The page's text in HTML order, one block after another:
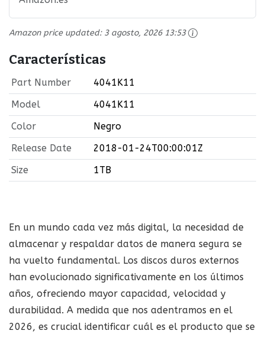
Amazon price updated: 3 agosto, 2026 13:53
Características
Part Number
4041K11
Model
4041K11
Color
Negro
Release Date
2018-01-24T00:00:01Z
Size
1TB
En un mundo cada vez más digital, la necesidad de
almacenar y respaldar datos de manera segura se
ha vuelto fundamental. Los discos duros externos
han evolucionado significativamente en los últimos
años, ofreciendo mayor capacidad, velocidad y
durabilidad. A medida que nos adentramos en el
2026, es crucial identificar cuál es el producto que se